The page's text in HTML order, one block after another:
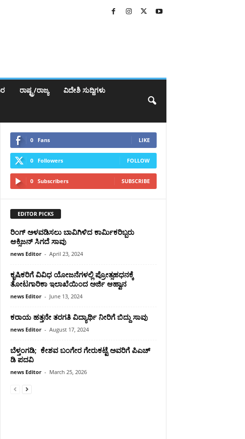
ರಾಷ್ಟ್ರ/ರಾಜ್ಯ ವಿದೇಶಿ ಸುದ್ದಿಗಳು
0 Fans LIKE
0 Followers FOLLOW
0 Subscribers SUBSCRIBE
EDITOR PICKS
ರಿಂಗ್ ಅಳವಡಿಸಲು ಬಾವಿಗಿಳಿದ ಕಾರ್ಮಿಕರಿಬ್ಬರು
ಆಕ್ಸಿಜನ್ ಸಿಗದೆ ಸಾವು
news Editor - April 23, 2024
ಕೃಷಿಕರಿಗೆ ವಿವಿಧ ಯೋಜನೆಗಳಲ್ಲಿ ಪ್ರೋತ್ಸಹಧನಕ್ಕೆ
ತೋಟಗಾರಿಕಾ ಇಲಾಖೆಯಿಂದ ಅರ್ಜಿ ಆಹ್ವಾನ
news Editor - June 13, 2024
ಕರಾಯ ಹತ್ತನೇ ತರಗತಿ ವಿದ್ಯಾರ್ಥಿ ನೀರಿಗೆ ಬಿದ್ದು ಸಾವು
news Editor - August 17, 2024
ಬೆಳ್ತಂಗಡಿ; ಕೇಶವ ಬಂಗೇರ ಗೇರುಕಟ್ಟೆ ಅವರಿಗೆ ಪಿಎಚ್
ಡಿ ಪದವಿ
news Editor - March 25, 2026